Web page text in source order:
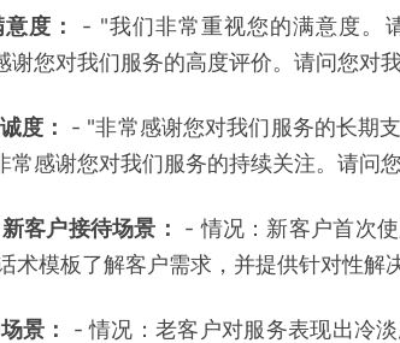
度：
- "我们非常重视您的满意度。
谢您对我们服务的高度评价。请问您对
度：
- "非常感谢您对我们服务的长期
常感谢您对我们服务的持续关注。请问
新客户接待场景：
- 情况：新客户首次
术模板了解客户需求，并提供针对性解
景：
- 情况：老客户对服务表现出冷